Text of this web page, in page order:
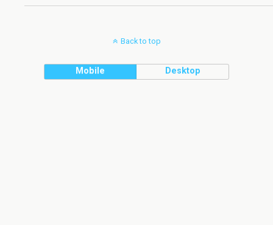
Back to top
Mobile Desktop